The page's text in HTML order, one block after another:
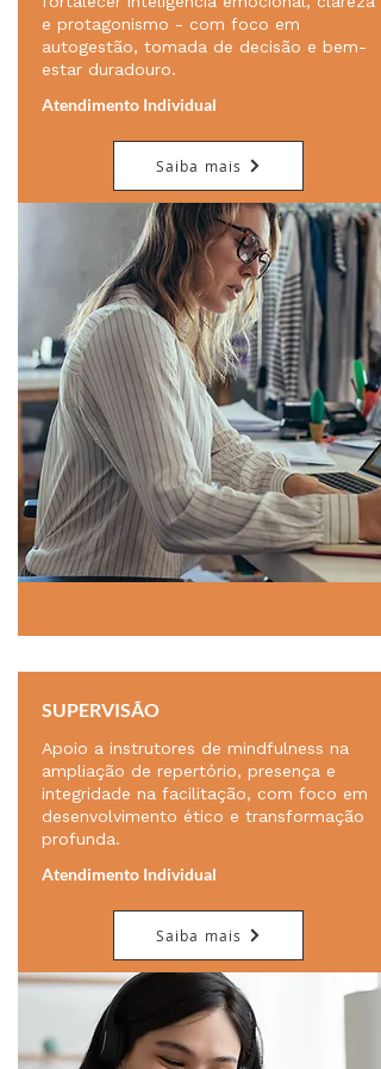
e protagonismo - com foco em
autogestão, tomada de decisão e bem-
estar duradouro.
Atendimento Individual
Saiba mais
SUPERVISÃO
Apoio a instrutores de mindfulness na
ampliação de repertório, presença e
integridade na facilitação, com foco em
desenvolvimento ético e transformação
profunda.
Atendimento Individual
Saiba mais